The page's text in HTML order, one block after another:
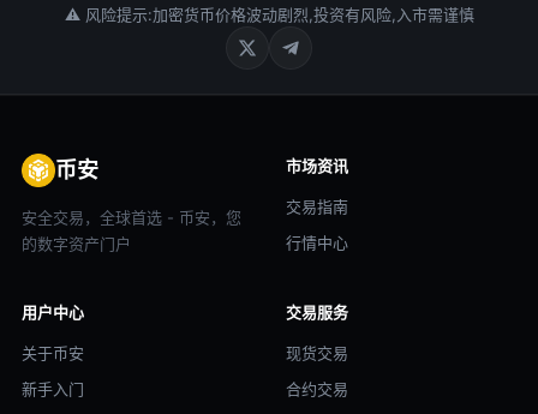
⚠ 风险提示:加密货币价格波动剧烈,投资有风险,入市需谨慎
币安
安全交易，全球首选 - 币安，您
的数字资产门户
市场资讯
交易指南
行情中心
用户中心
关于币安
新手入门
交易服务
现货交易
合约交易